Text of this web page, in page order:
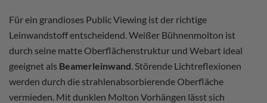
Für ein grandioses Public Viewing ist der richtige
Leinwandstoff entscheidend. Weißer Bühnenmolton ist
durch seine matte Oberflächenstruktur und Webart ideal
geeignet als Beamerleinwand. Störende Lichtreflexionen
werden durch die strahlenabsorbierende Oberfläche
vermieden. Mit dunklen Molton Vorhängen lässt sich